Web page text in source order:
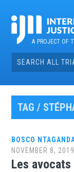
contentA PROJECT OF
Search
for:
TAG /
BOSCO
NOVEMBER 8, 2019
Les